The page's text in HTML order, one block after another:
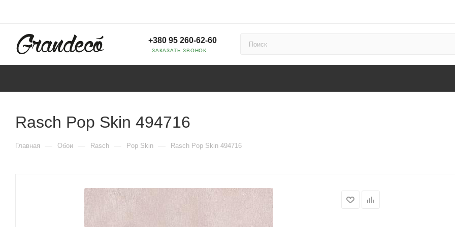
+380 95 260-62-60
ЗАКАЗАТЬ ЗВОНОК
Rasch Pop Skin 494716
Главная — Обои — Rasch — Pop Skin — Rasch Pop Skin 494716